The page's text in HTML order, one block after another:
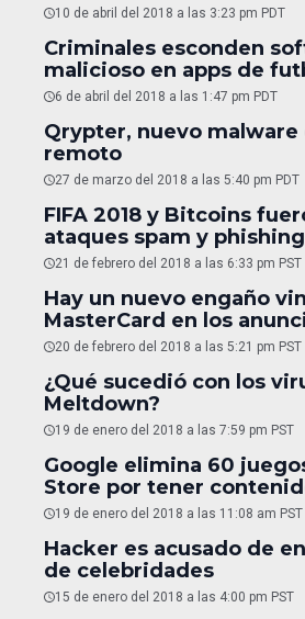
10 de abril del 2018 a las 3:23 pm PDT
Criminales esconden
malicioso en apps de
6 de abril del 2018 a las 1:47 pm PDT
Qrypter, nuevo malware
remoto
27 de marzo del 2018 a las 5:40 pm PDT
FIFA 2018 y Bitcoins
ataques spam y
21 de febrero del 2018 a las 6:33 pm PST
Hay un nuevo engaño
MasterCard en los
20 de febrero del 2018 a las 5:21 pm PST
¿Qué sucedió con los
Meltdown?
19 de enero del 2018 a las 7:59 pm PST
Google elimina 60
Store por tener
19 de enero del 2018 a las 11:08 am PST
Hacker es acusado de
de celebridades
15 de enero del 2018 a las 4:00 pm PST